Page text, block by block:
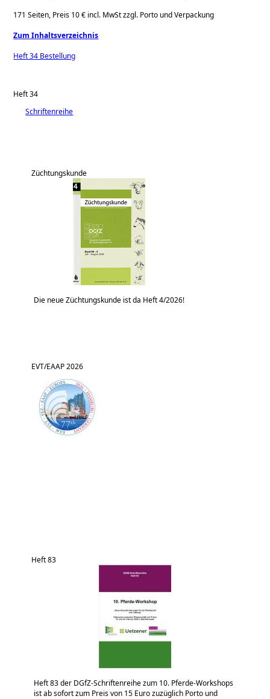
171 Seiten, Preis 10 € incl. MwSt zzgl. Porto und Verpackung
Zum Inhaltsverzeichnis
Heft 34 Bestellung
Heft 34
Schriftenreihe
Züchtungskunde
Die neue Züchtungskunde ist da Heft 4/2026!
EVT/EAAP 2026
Heft 83
Heft 83 der DGfZ-Schriftenreihe zum 10. Pferde-Workshops
ist ab sofort zum Preis von 15 Euro zuzüglich Porto und